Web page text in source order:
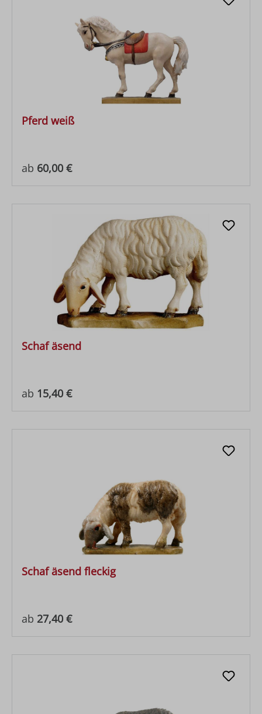
Pferd weiß
Regulärer Preis:
ab 60,00 €
Schaf äsend
Regulärer Preis:
ab 15,40 €
Schaf äsend fleckig
Regulärer Preis:
ab 27,40 €